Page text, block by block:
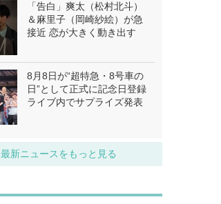
「告白」爽太（松村北斗）
＆麻里子（岡崎紗絵）が急
接近 恋が大きく動き出す
8月8日が“超特急・8号車の
日”として正式に記念日登録
ライブ内でサプライズ発表
最新ニュースをもっと見る